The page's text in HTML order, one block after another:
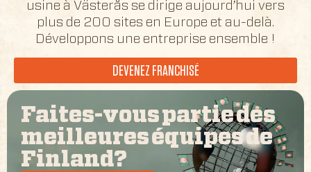
usine à Västerås se dirige aujourd’hui vers
plus de 200 sites en Europe et au-delà.
Développons une entreprise ensemble !
DEVENEZ FRANCHISÉ
Faites-vous partie des
meilleures équipes de
Finland?